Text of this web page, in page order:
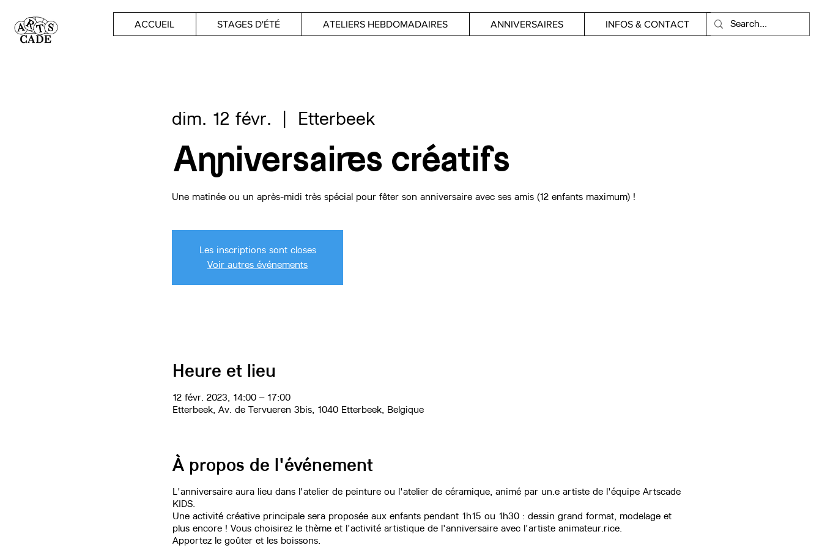
ACCUEIL STAGES D'ÉTÉ ATELIERS HEBDOMADAIRES ANNIVERSAIRES INFOS & CONTACT
dim. 12 févr. Etterbeek
Anniversaires créatifs
Une matinée ou un après-midi très spécial pour fêter son anniversaire avec ses amis (12 enfants maximum) !
Les inscriptions sont closes
Voir autres événements
Heure et lieu
12 févr. 2023, 14:00 – 17:00
Etterbeek, Av. de Tervueren 3bis, 1040 Etterbeek, Belgique
À propos de l'événement
L'anniversaire aura lieu dans l'atelier de peinture ou l'atelier de céramique, animé par un.e artiste de l'équipe Artscade
KIDS.
Une activité créative principale sera proposée aux enfants pendant 1h15 ou 1h30 : dessin grand format, modelage et
plus encore ! Vous choisirez le thème et l'activité artistique de l'anniversaire avec l'artiste animateur.rice.
Apportez le goûter et les boissons.